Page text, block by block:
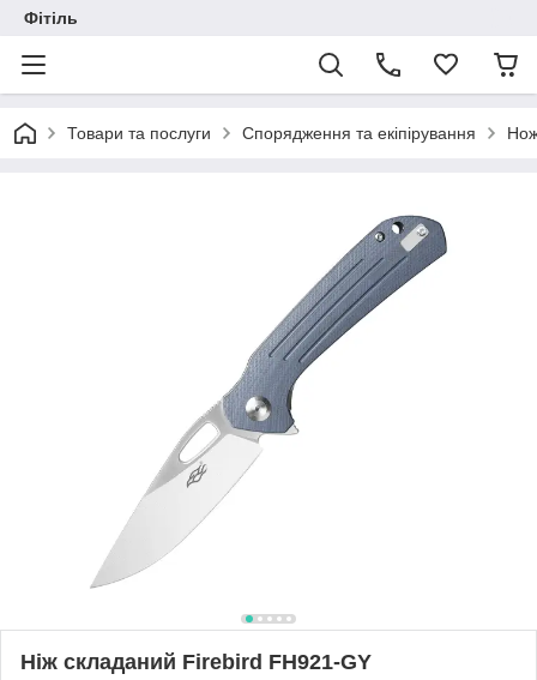
Фітіль
Товари та послуги Спорядження та екіпірування
Ніж складаний Firebird FH921-GY